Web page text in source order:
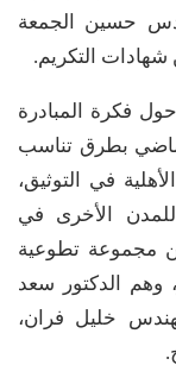
حسين الجمعة
التكريم.
فكرة المبادرة
الماضي بطرق تناسب
في التوثيق،
الأخرى في
مجموعة تطوعية
وهم الدكتور سعد
خليل فران،